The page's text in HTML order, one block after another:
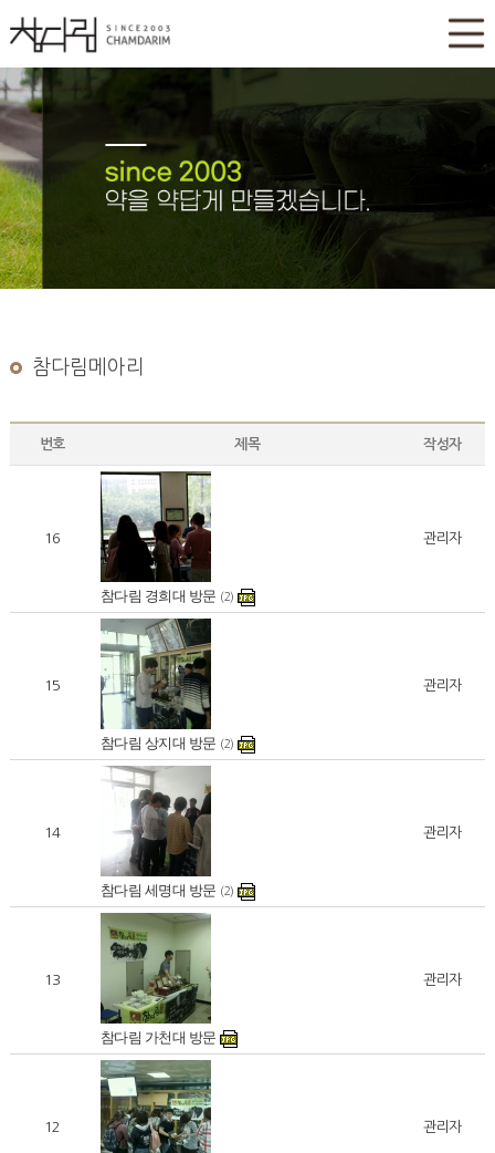
참다림메아리
번호 제목 작성자
16
참다림 경희대 방문 (2)
관리자
15
참다림 상지대 방문 (2)
관리자
14
참다림 세명대 방문 (2)
관리자
13
참다림 가천대 방문
관리자
12 관리자